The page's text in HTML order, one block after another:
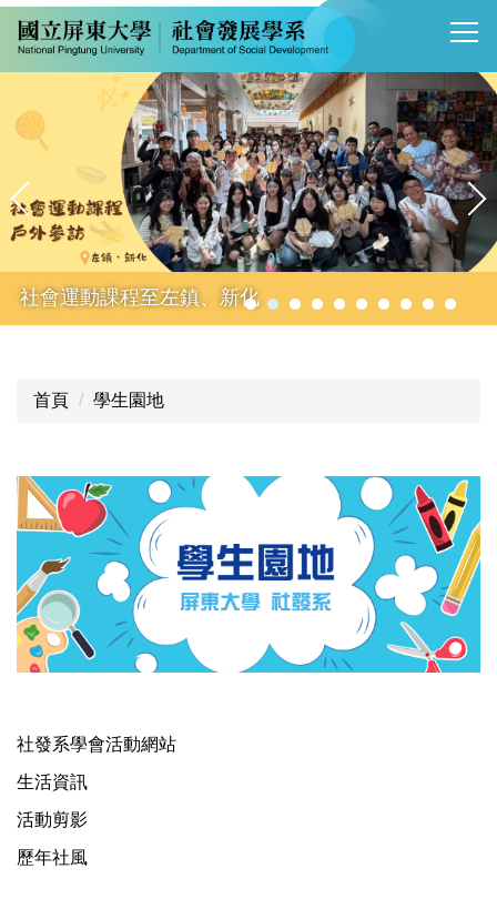
跳
到
主
內
社會運動課程至左鎮、新化
首頁 學生園地
社發系學會活動網站
生活資訊
活動剪影
歷年社風